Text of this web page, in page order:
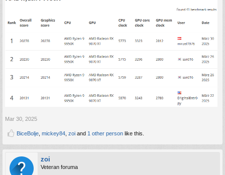
Mar 30, 2025
BiceBolje mickey84 zoi and 1 other person like this.
zoi
Veteran foruma